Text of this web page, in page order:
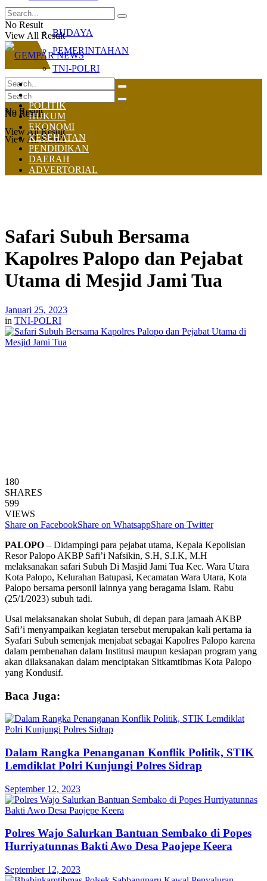
BUDAYA
PEMERINTAHAN
TNI-POLRI
No Result
View All Result
No Result
View All Result
No Result
View All Result
HOME
NASIONAL
POLITIK
HUKUM
EKONOMI
KESEHATAN
PENDIDIKAN
DAERAH
ADVERTORIAL
Safari Subuh Bersama
Kapolres Palopo dan Pejabat
Utama di Mesjid Jami Tua
Januari 25, 2023
in TNI-POLRI
180
SHARES
599
VIEWS
Share on FacebookShare on WhatsappShare on Twitter
PALOPO – Didampingi para pejabat utama, Kepala Kepolisian
Resor Palopo AKBP Safi’i Nafsikin, S.H, S.I.K, M.H
melaksanakan safari Subuh Di Masjid Jami Tua Kec. Wara Utara
Kota Palopo, Kelurahan Batupasi, Kecamatan Wara Utara, Kota
Palopo bersama personil lainnya yang beragama Islam. Rabu
(25/1/2023) subuh tadi.
Usai melaksanakan sholat Subuh, di depan para jamaah AKBP
Safi’i menyampaikan kegiatan tersebut merupakan kali pertama ia
Syafari Subuh semenjak menjabat sebagai Kapolres Palopo karena
dalam pembenahan dalam Institusi maupun kesiapan program yang
akan dilaksanakan dalam menciptakan Sitkamtibmas Kota Palopo
yang Kondusif.
Baca Juga:
Dalam Rangka Penanganan Konflik Politik, STIK
Lemdiklat Polri Kunjungi Polres Sidrap
September 12, 2023
Polres Wajo Salurkan Bantuan Sembako di Popes
Hurriyatunnas Bakti Awo Desa Paojepe Keera
September 12, 2023